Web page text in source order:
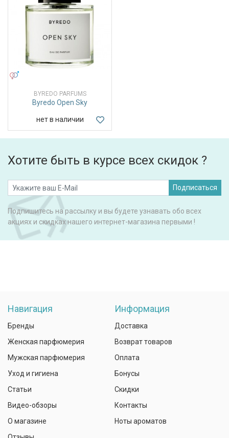
BYREDO PARFUMS
Byredo Open Sky
нет в наличии
Хотите быть в курсе всех скидок ?
Подписаться
Подпишитесь на рассылку и вы будете узнавать обо всех
акциях и скидках нашего интернет-магазина первыми !
Навигация
Бренды
Женская парфюмерия
Мужская парфюмерия
Уход и гигиена
Статьи
Видео-обзоры
О магазине
Информация
Доставка
Возврат товаров
Оплата
Бонусы
Скидки
Контакты
Ноты ароматов